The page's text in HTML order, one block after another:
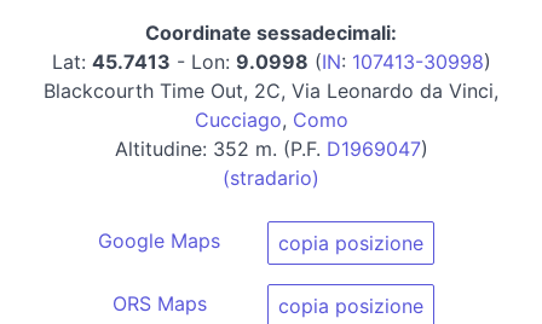
Coordinate sessadecimali:
Lat: 45.7413 - Lon: 9.0998 (IN: 107413-30998)
Blackcourth Time Out, 2C, Via Leonardo da Vinci,
Cucciago, Como
Altitudine: 352 m. (P.F. D1969047)
(stradario)
Google Maps copia posizione
ORS Maps copia posizione